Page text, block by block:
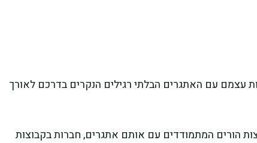
עצמם עם האתגרים הבלתי רגילים הנקרים בדרכם לאורך
הורים המתמודדים עם אותם אתגרים, חברות בקבוצות